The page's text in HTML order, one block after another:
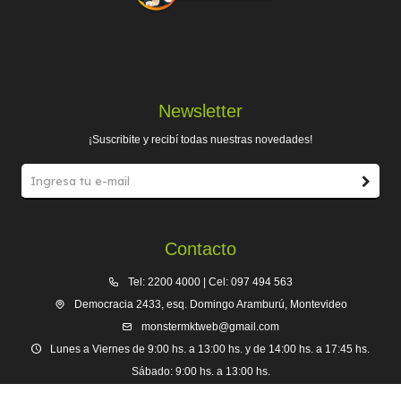
Contacto
Tel: 2200 4000 | Cel: 097 494 563
Democracia 2433, esq. Domingo Aramburú, Montevideo
monstermktweb@gmail.com
Lunes a Viernes de 9:00 hs. a 13:00 hs. y de 14:00 hs. a 17:45 hs.
Sábado: 9:00 hs. a 13:00 hs.
Newsletter
¡Suscribite y recibí todas nuestras novedades!